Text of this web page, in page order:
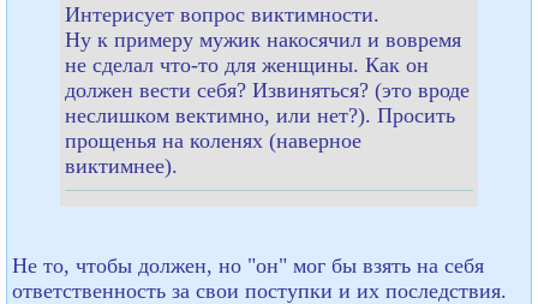
Интерисует вопрос виктимности.
Ну к примеру мужик накосячил и вовремя
не сделал что-то для женщины. Как он
должен вести себя? Извиняться? (это вроде
неслишком вектимно, или нет?). Просить
прощенья на коленях (наверное
виктимнее).
Не то, чтобы должен, но "он" мог бы взять на себя
ответственность за свои поступки и их последствия.